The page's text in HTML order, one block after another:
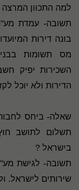
למה התכוון המרצה
תשובה- עמדת
בונה דירות
מס תשומות
השכירות יפיק
הדירות ולא יוכל
שאלה- ביחס
תשלום לתושב
בישראל ?
תשובה- לגישת
שירותים לישראל.